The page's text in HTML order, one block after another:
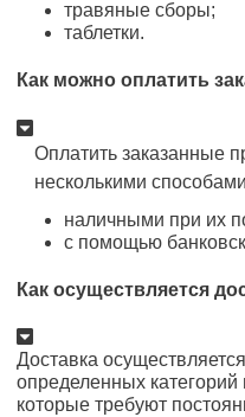
травяные сборы;
таблетки.
Как можно оплатить
Оплатить заказанные
несколькими
наличными при их
с помощью
Как осуществляется
Доставка
определенных
которые требуют